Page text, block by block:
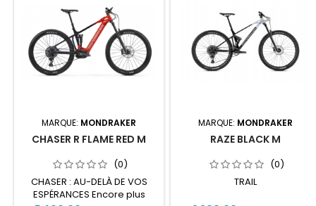
MARQUE: MONDRAKER
CHASER R FLAME RED M
(0)
CHASER : AU-DELÀ DE VOS
ESPÉRANCES Encore plus
MARQUE: MONDRAKER
RAZE BLACK M
(0)
TRAIL